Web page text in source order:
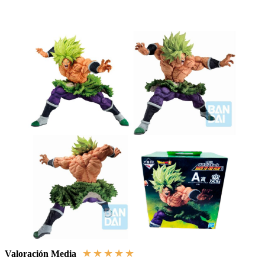
Valoración Media ★ ★ ★ ★ ★